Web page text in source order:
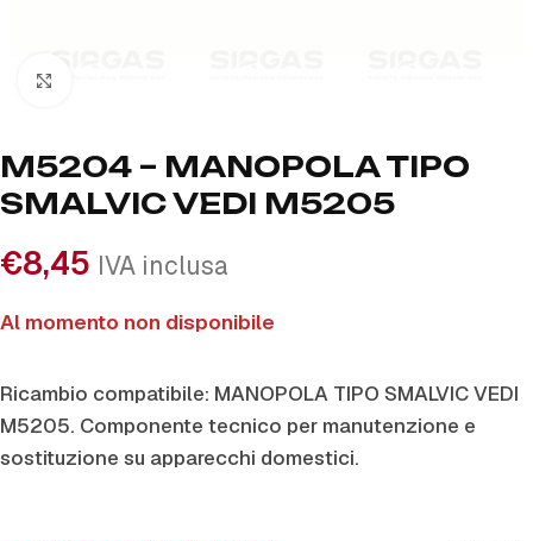
M5204 – MANOPOLA TIPO
SMALVIC VEDI M5205
€8,45 IVA inclusa
Al momento non disponibile
Ricambio compatibile: MANOPOLA TIPO SMALVIC VEDI
M5205. Componente tecnico per manutenzione e
sostituzione su apparecchi domestici.